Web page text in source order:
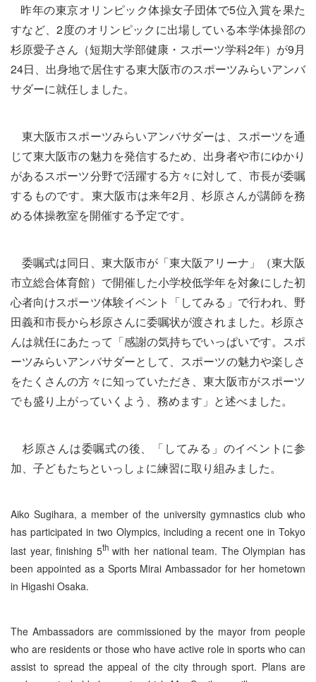
昨年の東京オリンピック体操女子団体で5位入賞を果た
すなど、2度のオリンピックに出場している本学体操部の
杉原愛子さん（短期大学部健康・スポーツ学科2年）が9月
24日、出身地で居住する東大阪市のスポーツみらいアンバ
サダーに就任しました。
東大阪市スポーツみらいアンバサダーは、スポーツを通
じて東大阪市の魅力を発信するため、出身者や市にゆかり
があるスポーツ分野で活躍する方々に対して、市長が委嘱
するものです。東大阪市は来年2月、杉原さんが講師を務
める体操教室を開催する予定です。
委嘱式は同日、東大阪市が「東大阪アリーナ」（東大阪
市立総合体育館）で開催した小学校低学年を対象にした初
心者向けスポーツ体験イベント「してみる」で行われ、野
田義和市長から杉原さんに委嘱状が渡されました。杉原さ
んは就任にあたって「感謝の気持ちでいっぱいです。スポ
ーツみらいアンバサダーとして、スポーツの魅力や楽しさ
をたくさんの方々に知っていただき、東大阪市がスポーツ
でも盛り上がっていくよう、務めます」と述べました。
杉原さんは委嘱式の後、「してみる」のイベントに参
加、子どもたちといっしょに練習に取り組みました。
Aiko Sugihara, a member of the university gymnastics club who
has participated in two Olympics, including a recent one in Tokyo
last year, finishing 5thwith her national team. The Olympian has
been appointed as a Sports Mirai Ambassador for her hometown
in Higashi Osaka.
The Ambassadors are commissioned by the mayor from people
who are residents or those who have active role in sports who can
assist to spread the appeal of the city through sport. Plans are